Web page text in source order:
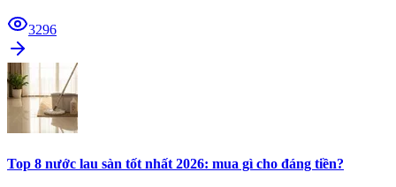
3296
Top 8 nước lau sàn tốt nhất 2026: mua gì cho đáng tiền?